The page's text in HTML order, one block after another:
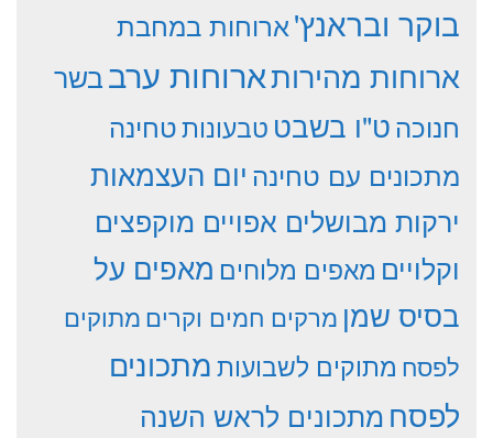
בוקר ובראנץ'ארוחות במחבת
ארוחות מהירותארוחות ערבבשר
חנוכהט"ו בשבט טבעונותטחינה
מתכונים עם טחינה יום העצמאות
ירקות מבושלים אפויים מוקפצים
וקלויים מאפים מלוחים מאפים על
בסיס שמן מרקים חמים וקריםמתוקים
לפסח מתוקים לשבועותמתכונים
לפסח מתכונים לראש השנה